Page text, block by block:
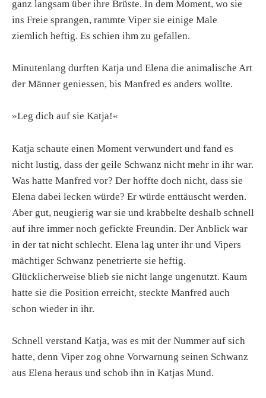
ganz langsam über ihre Brüste. In dem Moment, wo sie
ins Freie sprangen, rammte Viper sie einige Male
ziemlich heftig. Es schien ihm zu gefallen.
Minutenlang durften Katja und Elena die animalische Art
der Männer geniessen, bis Manfred es anders wollte.
»Leg dich auf sie Katja!«
Katja schaute einen Moment verwundert und fand es
nicht lustig, dass der geile Schwanz nicht mehr in ihr war.
Was hatte Manfred vor? Der hoffte doch nicht, dass sie
Elena dabei lecken würde? Er würde enttäuscht werden.
Aber gut, neugierig war sie und krabbelte deshalb schnell
auf ihre immer noch gefickte Freundin. Der Anblick war
in der tat nicht schlecht. Elena lag unter ihr und Vipers
mächtiger Schwanz penetrierte sie heftig.
Glücklicherweise blieb sie nicht lange ungenutzt. Kaum
hatte sie die Position erreicht, steckte Manfred auch
schon wieder in ihr.
Schnell verstand Katja, was es mit der Nummer auf sich
hatte, denn Viper zog ohne Vorwarnung seinen Schwanz
aus Elena heraus und schob ihn in Katjas Mund.